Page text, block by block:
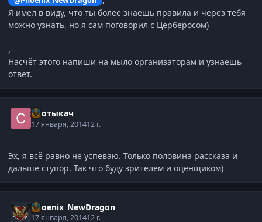
Я имел в виду, что ты более знаешь правила и через тебя
можно узнать, но я сам поговорил с Церберосом)
,
Насчёт этого напиши на мыло организаторам и узнаешь
ответ.
Спотыкач
17 января, 201412 г.
Эх, я всё равно не успеваю. Только половина рассказа и
дальше ступор. Так что буду зрителем и оценщиком)
Phoenix_NewDragon
17 января, 201412 г.